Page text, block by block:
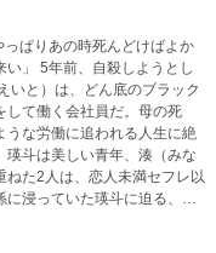
うとし
いと）は、どん底のブラック
して働く会社員だ。母の死
うな労働に追われる人生に絶
斗は美しい青年、湊（みな
ねた2人は、恋人未満セフレ以
浸っていた瑛斗に迫る、湊
え、瑛斗は人気配信者であ
配信者ヤンデ